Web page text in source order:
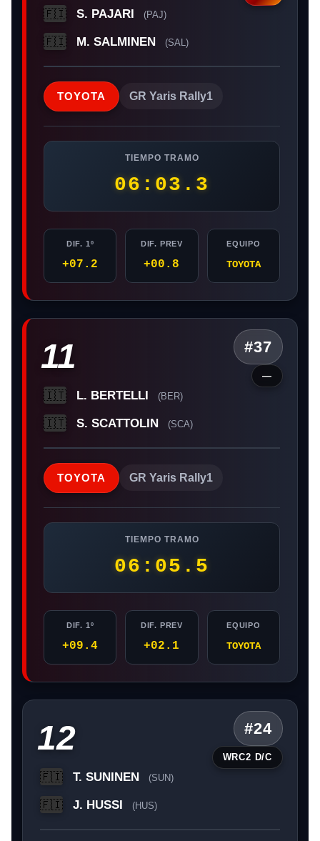
🇫🇮 S. PAJARI (PAJ)
🇫🇮 M. SALMINEN (SAL)
TOYOTA GR Yaris Rally1
TIEMPO TRAMO
06:03.3
DIF. 1º
+07.2
DIF. PREV
+00.8
EQUIPO
TOYOTA
11 #37
—
🇮🇹 L. BERTELLI (BER)
🇮🇹 S. SCATTOLIN (SCA)
TOYOTA GR Yaris Rally1
TIEMPO TRAMO
06:05.5
DIF. 1º
+09.4
DIF. PREV
+02.1
EQUIPO
TOYOTA
12 #24
WRC2 D/C
🇫🇮 T. SUNINEN (SUN)
🇫🇮 J. HUSSI (HUS)